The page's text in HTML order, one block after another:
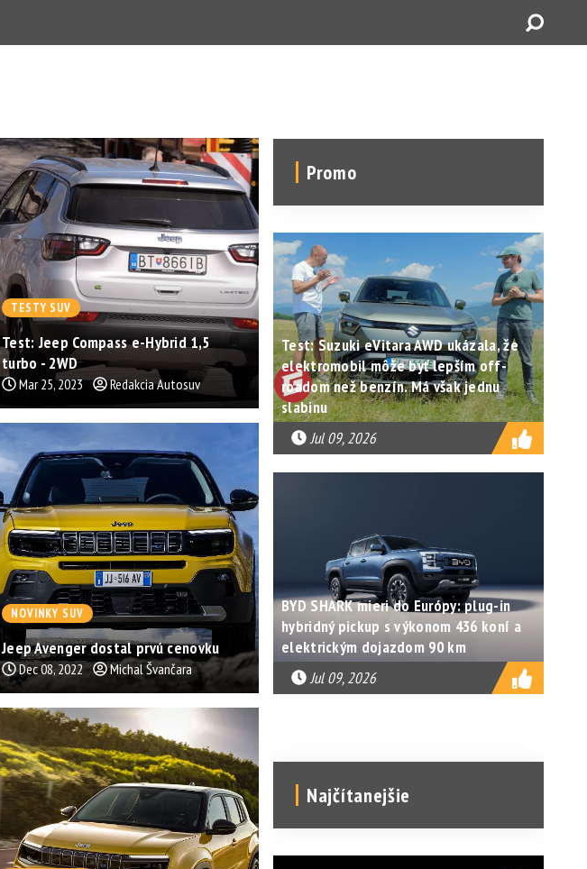
TESTY SUV
Test: Jeep Compass e-Hybrid 1,5
turbo - 2WD
Mar 25, 2023 Redakcia Autosuv
NOVINKY SUV
Jeep Avenger dostal prvú cenovku
Dec 08, 2022 Michal Švančara
Promo
Test: Suzuki eVitara AWD ukázala, že
elektromobil môže byť lepším off-
roadom než benzín. Má však jednu
slabinu
Jul 09, 2026
BYD SHARK mieri do Európy: plug-in
hybridný pickup s výkonom 436 koní a
elektrickým dojazdom 90 km
Jul 09, 2026
Najčítanejšie